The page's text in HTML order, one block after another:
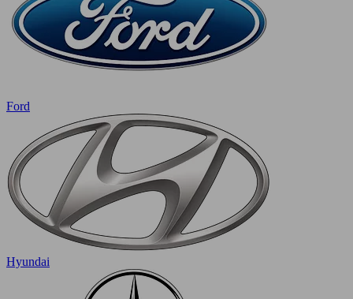
Ford
Hyundai